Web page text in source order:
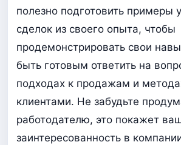
полезно подготовить примеры
сделок из своего опыта, чтобы
продемонстрировать свои
быть готовым ответить на
подходах к продажам и
клиентами. Не забудьте
работодателю, это покажет
заинтересованность в